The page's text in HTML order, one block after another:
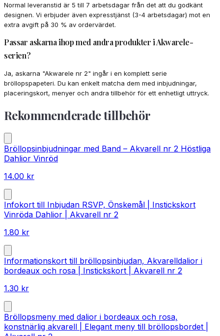
Normal leveranstid är 5 till 7 arbetsdagar från det att du godkänt
designen. Vi erbjuder även expresstjänst (3-4 arbetsdagar) mot en
extra avgift på 30 % av ordervärdet.
Passar askarna ihop med andra produkter i Akwarele-
serien?
Ja, askarna "Akwarele nr 2" ingår i en komplett serie
bröllopspapeteri. Du kan enkelt matcha dem med inbjudningar,
placeringskort, menyer och andra tillbehör för ett enhetligt uttryck.
Rekommenderade tillbehör
Bröllopsinbjudningar med Band – Akvarell nr 2 Höstliga
Dahlior Vinröd
14.00 kr
Infokort till Inbjudan RSVP, Önskemål | Instickskort
Vinröda Dahlior | Akvarell nr 2
1.80 kr
Informationskort till bröllopsinbjudan, Akvarelldalior i
bordeaux och rosa | Instickskort | Akvarell nr 2
1.30 kr
Bröllopsmeny med dalior i bordeaux och rosa,
konstnärlig akvarell | Elegant meny till bröllopsbordet |